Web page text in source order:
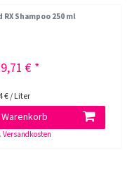
Shampoo 250 ml
€ *
€ / Liter
Versandkosten